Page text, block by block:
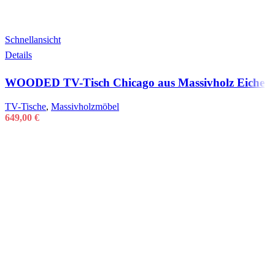
Schnellansicht
Details
WOODED TV-Tisch Chicago aus Massivholz Eiche
TV-Tische, Massivholzmöbel
649,00 €